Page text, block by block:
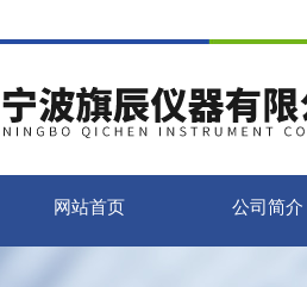
网站首页 公司简介